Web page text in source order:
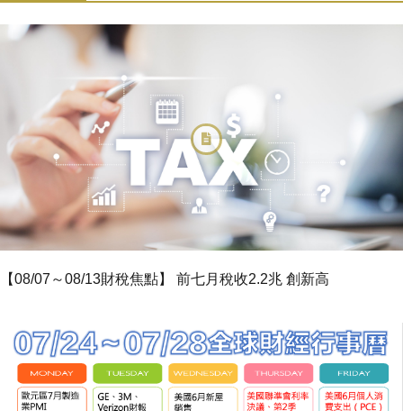
【08/07～08/13財稅焦點】 前七月稅收2.2兆 創新高